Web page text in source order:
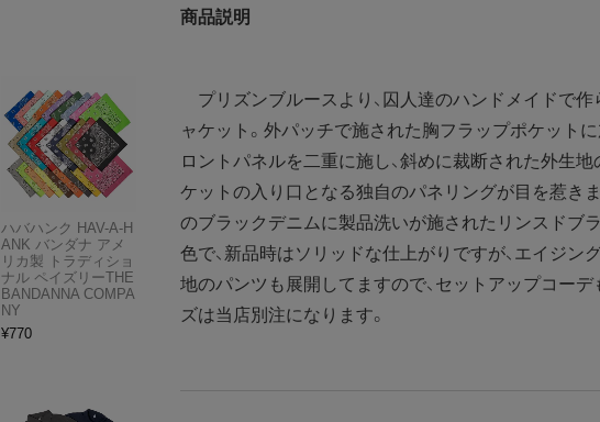
商品説明
プリズンブルースより、囚人達のハンドメイドで作
ャケット。外パッチで施された胸フラップポケットに
ロントパネルを二重に施し、斜めに裁断された外生
ケットの入り口となる独自のパネリングが目を惹き
のブラックデニムに製品洗いが施されたリンスドブ
色で、新品時はソリッドな仕上がりですが、エイジン
地のパンツも展開してますので、セットアップコーデ
ズは当店別注になります。
ハバハンク HAV-A-H
ANK バンダナ アメ
リカ製 トラディショ
ナル ペイズリーTHE
BANDANNA COMPA
NY
¥770